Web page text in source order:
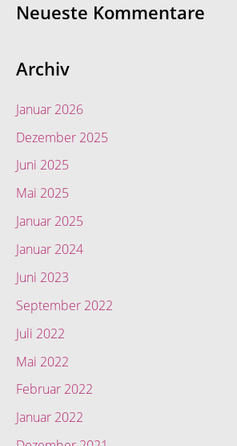
Neueste Kommentare
Archiv
Januar 2026
Dezember 2025
Juni 2025
Mai 2025
Januar 2025
Januar 2024
Juni 2023
September 2022
Juli 2022
Mai 2022
Februar 2022
Januar 2022